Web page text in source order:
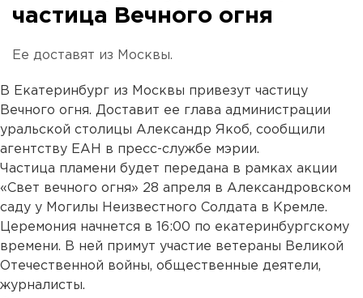
частица Вечного огня
Ее доставят из Москвы.
В Екатеринбург из Москвы привезут частицу
Вечного огня. Доставит ее глава администрации
уральской столицы Александр Якоб, сообщили
агентству ЕАН в пресс-службе мэрии.
Частица пламени будет передана в рамках акции
«Свет вечного огня» 28 апреля в Александровском
саду у Могилы Неизвестного Солдата в Кремле.
Церемония начнется в 16:00 по екатеринбургскому
времени. В ней примут участие ветераны Великой
Отечественной войны, общественные деятели,
журналисты.